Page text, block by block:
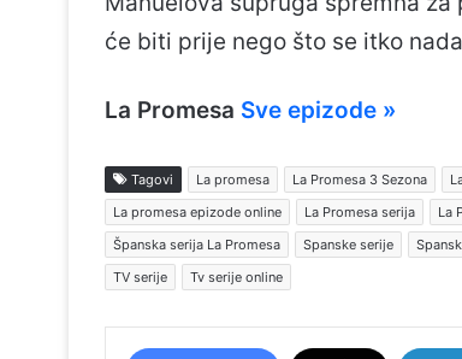
će biti prije nego što se itko
La Promesa Sve epizode »
Tagovi La promesa La Promesa 3 Sezona
La promesa epizode online
La Promesa serija La
Španska serija La Promesa
Spanske serije
TV serije
Tv serije online